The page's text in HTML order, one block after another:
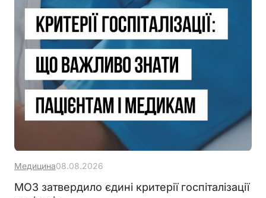
Медицина08.08.2026
МОЗ затвердило єдині критерії госпіталізації